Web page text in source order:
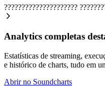
?????????????????????
Analytics completas
Estatísticas de streaming,
e histórico de charts, tudo em
Abrir no Soundcharts